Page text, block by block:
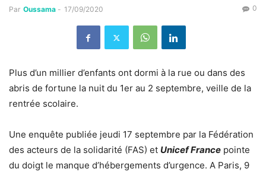
Par Oussama - 17/09/2020 0
Plus d’un millier d’enfants ont dormi à la rue ou dans des
abris de fortune la nuit du 1er au 2 septembre, veille de la
rentrée scolaire.
Une enquête publiée jeudi 17 septembre par la Fédération
des acteurs de la solidarité (FAS) et Unicef France pointe
du doigt le manque d’hébergements d’urgence. A Paris, 9